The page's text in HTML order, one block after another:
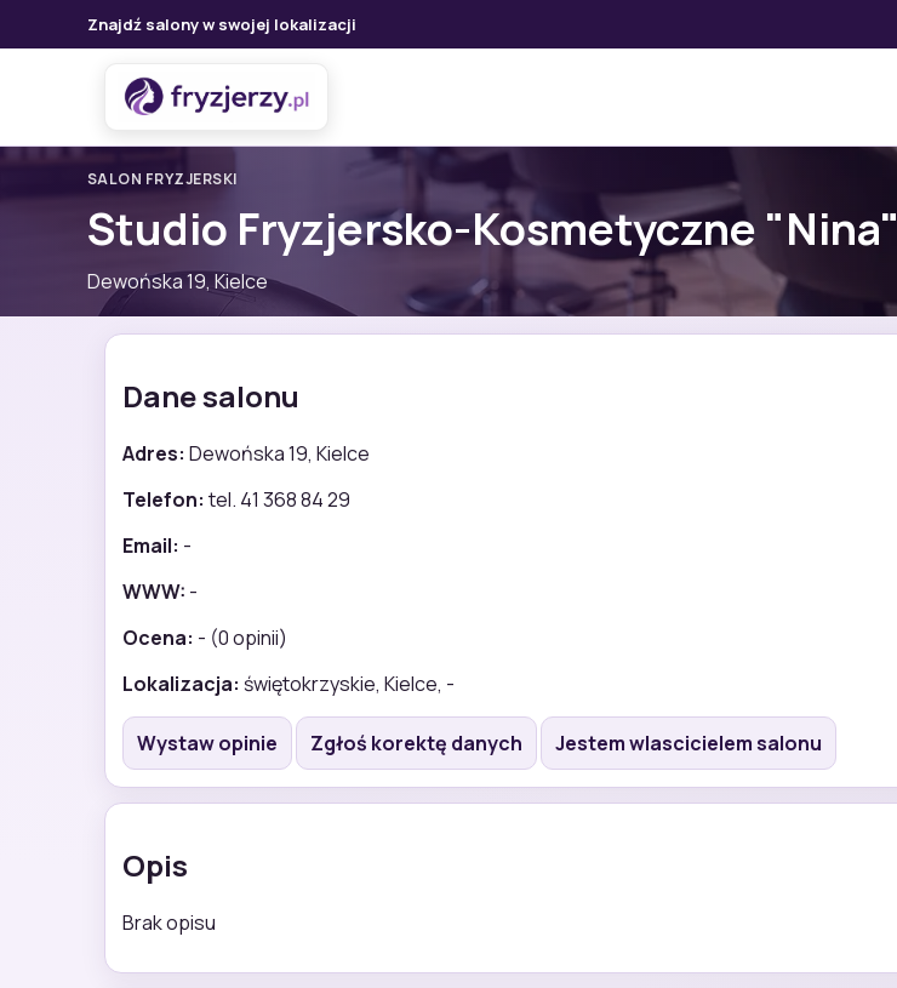
Znajdź salony w swojej lokalizacji
SALON FRYZJERSKI
Studio Fryzjersko-Kosmetyczne "Nina"
Dewońska 19, Kielce
Dane salonu
Adres: Dewońska 19, Kielce
Telefon: tel. 41 368 84 29
Email: -
WWW: -
Ocena: - (0 opinii)
Lokalizacja: świętokrzyskie, Kielce, -
Wystaw opinie Zgłoś korektę danych Jestem wlascicielem salonu
Opis
Brak opisu